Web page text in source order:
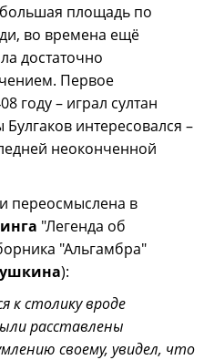
площадь по
во времена ещё
достаточно
Первое
году – играл султан
интересовался –
неоконченной
переосмыслена в
"Легенда об
"Альгамбра"
):
к столику вроде
расставлены
своему, увидел, что